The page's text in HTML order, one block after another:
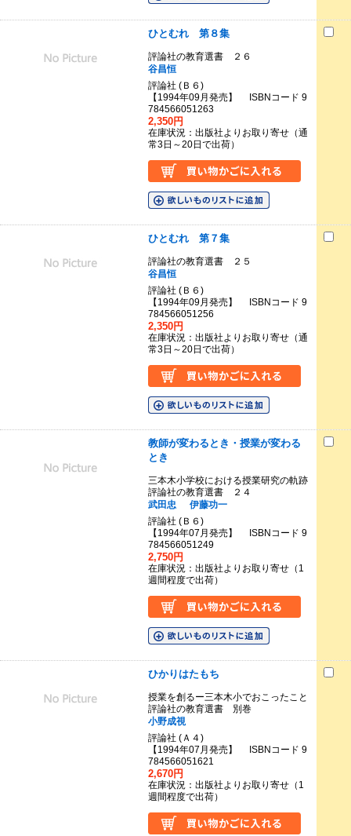
ひとむれ 第８集
評論社の教育選書 ２６
谷昌恒
評論社 (Ｂ６)
【1994年09月発売】 ISBNコード 9
784566051263
2,350円
在庫状況：出版社よりお取り寄せ（通
常3日～20日で出荷）
ひとむれ 第７集
評論社の教育選書 ２５
谷昌恒
評論社 (Ｂ６)
【1994年09月発売】 ISBNコード 9
784566051256
2,350円
在庫状況：出版社よりお取り寄せ（通
常3日～20日で出荷）
教師が変わるとき・授業が変わる
とき
三本木小学校における授業研究の軌跡
評論社の教育選書 ２４
武田忠
伊藤功一
評論社 (Ｂ６)
【1994年07月発売】 ISBNコード 9
784566051249
2,750円
在庫状況：出版社よりお取り寄せ（1
週間程度で出荷）
ひかりはたもち
授業を創るー三本木小でおこったこと
評論社の教育選書 別巻
小野成視
評論社 (Ａ４)
【1994年07月発売】 ISBNコード 9
784566051621
2,670円
在庫状況：出版社よりお取り寄せ（1
週間程度で出荷）